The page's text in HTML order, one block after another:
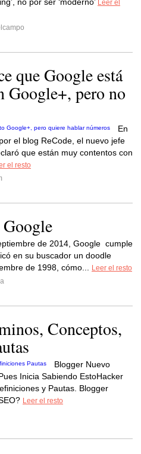
Leer el
que Google está
Google+, pero no
En
el blog ReCode, el nuevo jefe
que están muy contentos con
el resto
de 2014, Google cumple
en su buscador un doodle
de 1998, cómo...
Leer el resto
Conceptos,
Blogger Nuevo
Inicia Sabiendo EstoHacker
y Pautas. Blogger
Leer el resto